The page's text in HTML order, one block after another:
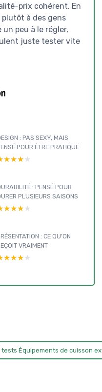
prix cohérent. En
plutôt à des gens
peu à le régler,
juste tester vite
: PAS SEXY, MAIS
POUR ÊTRE PRATIQUE
: PENSÉ POUR
PLUSIEURS SAISONS
: CE QU’ON
VRAIMENT
tests Équipements de cuisson